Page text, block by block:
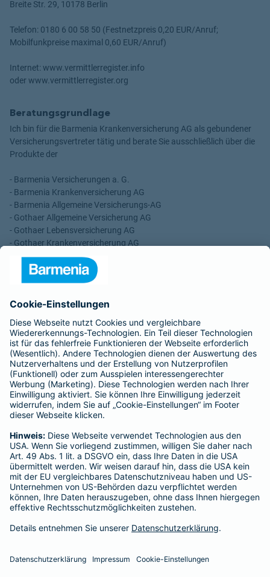
Breite Str. 29, 10178 Berlin
Telefon: 0180 6 00 58 50 (Festnetzpreis 0,20 EUR/Anruf;
Mobilfunkpreise maximal 0,60 EUR/Anruf)
Internet: www.vermittlerregister.info
oder www.vermittlerregister.org
Beratungsgrundlage
Ich bin für die Barmenia Krankenversicherung AG als gebundener
Versicherungsvertreter tätig und berate Sie ausschließlich über die
Produkte der
- Barmenia Versicherungen a. G.
- Barmenia Krankenversicherung AG
- Barmenia Allgemeine Versicherungs-AG
- Gothaer Allgemeine Versicherung AG
- Gothaer Lebensversicherung AG
- Gothaer Krankenversicherung AG
- ROLAND Rechtsschutz-Versicherungs-AG
- ROLAND Schutzbrief-Versicherung AG
Vergütungen, die in der zu entrichtenden Versicherungsprämie
enthalten sind.
Schlichtungsstellen
Für Lebens- und Sachversicherungen:
Verein Versicherungsombudsmann eV,
Postfach 080632, 10006 Berlin
Für private Krankenversicherungen:
Ombudsmann für private Kranken- / Pflege-Versicherungen,
Postfach 060222, 10052 Berlin
Impressum
Nexhdet Jasiqi
Wallweg 17
Tel. 0171-8021472